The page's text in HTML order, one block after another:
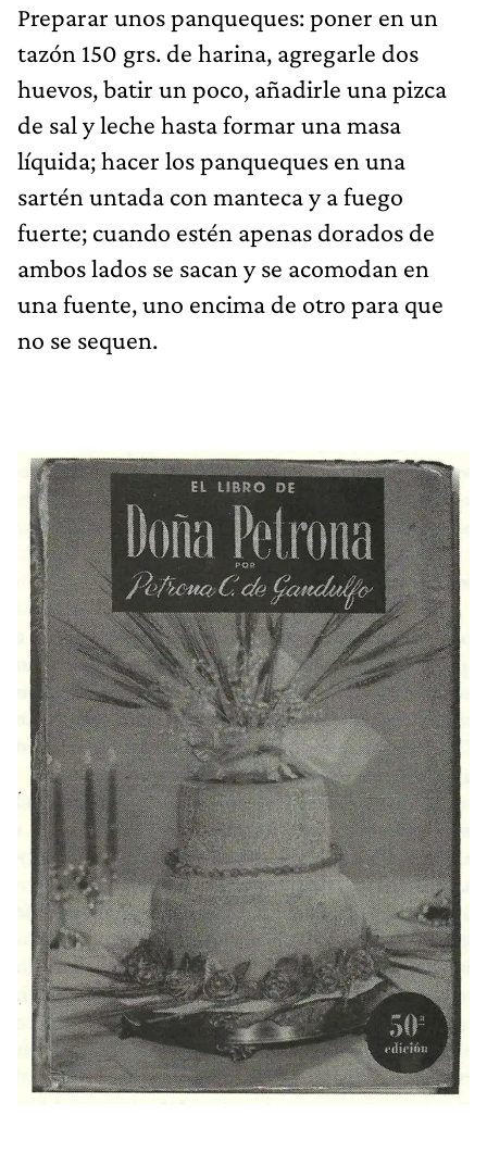
Preparar unos panqueques: poner en un
tazón 150 grs. de harina, agregarle dos
huevos, batir un poco, añadirle una pizca
de sal y leche hasta formar una masa
líquida; hacer los panqueques en una
sartén untada con manteca y a fuego
fuerte; cuando estén apenas dorados de
ambos lados se sacan y se acomodan en
una fuente, uno encima de otro para que
no se sequen.